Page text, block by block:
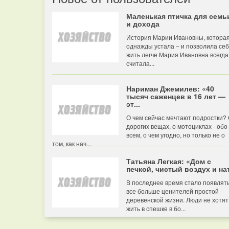
Маленькая птичка для
и дохода
История Марии Ивановны, которая
однажды устала – и позволила
жить легче Мария Ивановна всегда
считала...
Нариман Джемилев: «40
тысяч саженцев в 16 лет —
эт...
О чем сейчас мечтают подростки?
дорогих вещах, о мотоциклах - обо
всем, о чем угодно, но только не о
том, как нач...
Татьяна Легкая: «Дом с
печкой, чистый воздух и
В последнее время стало
все больше ценителей простой
деревенской жизни. Люди не хотят
жить в спешке в бо...